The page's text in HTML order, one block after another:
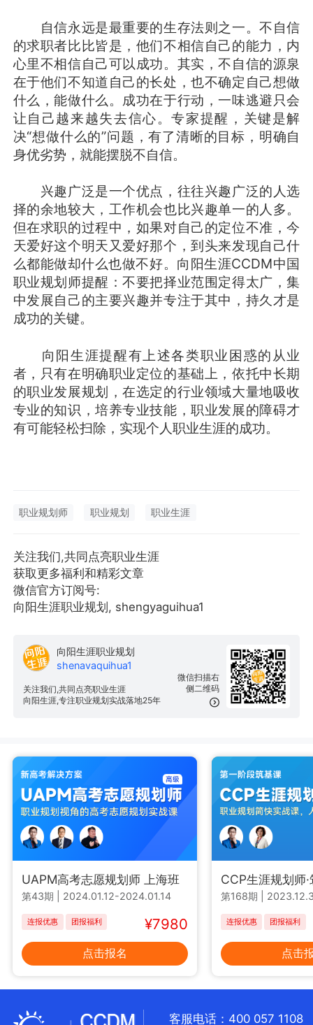
自信永远是最重要的生存法则之一。不自信
的求职者比比皆是，他们不相信自己的能力，内
心里不相信自己可以成功。其实，不自信的源泉
在于他们不知道自己的长处，也不确定自己想做
什么，能做什么。成功在于行动，一味逃避只会
让自己越来越失去信心。专家提醒，关键是解
决“想做什么的”问题，有了清晰的目标，明确自
身优劣势，就能摆脱不自信。
兴趣广泛是一个优点，往往兴趣广泛的人选
择的余地较大，工作机会也比兴趣单一的人多。
但在求职的过程中，如果对自己的定位不准，今
天爱好这个明天又爱好那个，到头来发现自己什
么都能做却什么也做不好。向阳生涯CCDM中国
职业规划师提醒：不要把择业范围定得太广，集
中发展自己的主要兴趣并专注于其中，持久才是
成功的关键。
向阳生涯提醒有上述各类职业困惑的从业
者，只有在明确职业定位的基础上，依托中长期
的职业发展规划，在选定的行业领域大量地吸收
专业的知识，培养专业技能，职业发展的障碍才
有可能轻松扫除，实现个人职业生涯的成功。
职业规划师 职业规划 职业生涯
关注我们,共同点亮职业生涯
获取更多福利和精彩文章
微信官方订阅号:
向阳生涯职业规划, shengyaguihua1
微信扫描右
侧二维码
向阳生涯职业规划
shenavaquihua1
关注我们,共同点亮职业生涯
向阳生涯,专注职业规划实战落地25年
UAPM高考志愿规划师 上海班
第43期 2024.01.12-2024.01.14
连报优惠 团报福利 ¥7980
点击报名
CCP生涯规划师
第168期
连报优惠 团报福利
点击
客服电话：400 057 1108